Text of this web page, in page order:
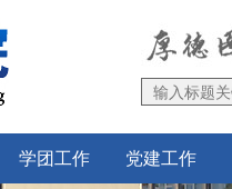
学团工作 党建工作